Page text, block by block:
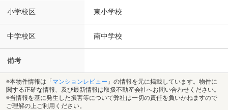
小学校区 東小学校
中学校区 南中学校
備考
※本物件情報は「 マンションレビュー 」の情報を元に掲載しています。物件に
関する正確な情報、及び最新情報は取扱不動産会社へお問い合わせください。
※当情報を基に発生した損害等について弊社は一切の責任を負いかねますので
ご理解の上ご利用ください。